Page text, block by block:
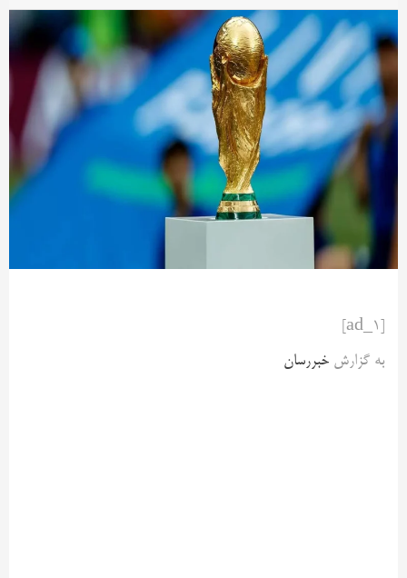
به گزارش خبررسان